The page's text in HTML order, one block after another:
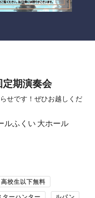
期演奏会
せです！ぜひお越しくだ
ルふくい 大ホール
高校生以下無料